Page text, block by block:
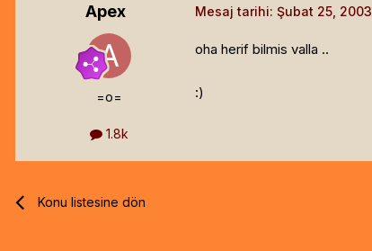
Apex
=o=
1.8k
Mesaj tarihi: Şubat 25, 2003
oha herif bilmis valla ..
:)
Konu listesine dön